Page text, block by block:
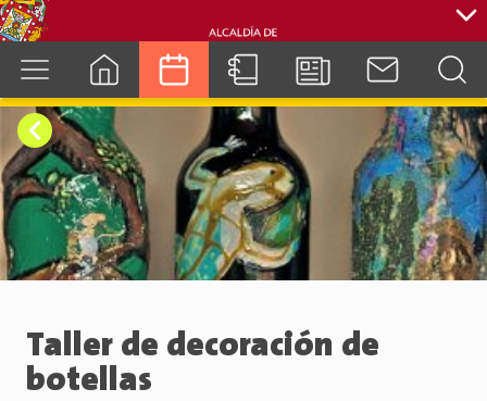
cuenca.gob.ec
Taller de decoración de
botellas